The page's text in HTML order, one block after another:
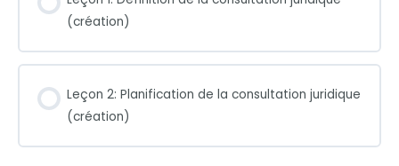
(création)
Leçon 2: Planification de la consultation juridique
(création)